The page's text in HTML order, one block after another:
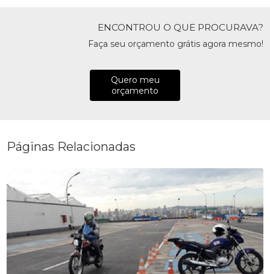
ENCONTROU O QUE PROCURAVA?
Faça seu orçamento grátis agora mesmo!
Quero meu
orçamento
Páginas Relacionadas